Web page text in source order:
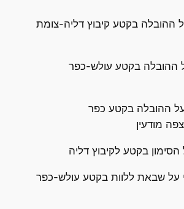
על ההובלה בקטע קיבוץ דליה-צומת
ההובלה בקטע עולש-כפר
על ההובלה בקטע כפר
מודעין
על שבאת ללוות בקטע עולש-כפר